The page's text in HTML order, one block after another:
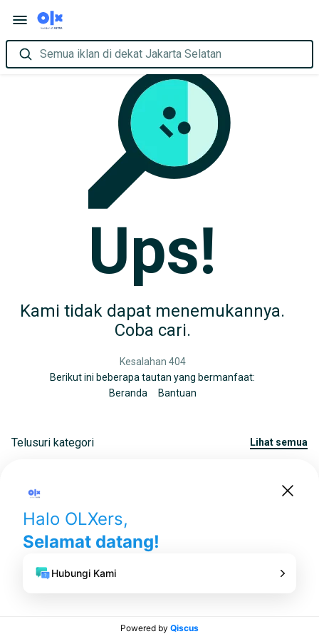
Semua iklan di dekat Jakarta Selatan
Ups!
Kami tidak dapat menemukannya.
Coba cari.
Kesalahan 404
Berikut ini beberapa tautan yang bermanfaat:
Beranda
Bantuan
Telusuri kategori lihat semua